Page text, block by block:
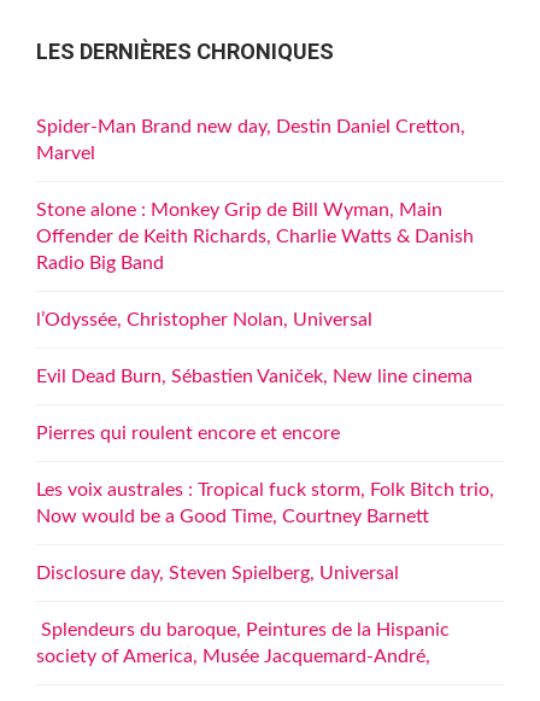
LES DERNIÈRES CHRONIQUES
Spider-Man Brand new day, Destin Daniel Cretton,
Marvel
Stone alone : Monkey Grip de Bill Wyman, Main
Offender de Keith Richards, Charlie Watts & Danish
Radio Big Band
l’Odyssée, Christopher Nolan, Universal
Evil Dead Burn, Sébastien Vaniček, New line cinema
Pierres qui roulent encore et encore
Les voix australes : Tropical fuck storm, Folk Bitch trio,
Now would be a Good Time, Courtney Barnett
Disclosure day, Steven Spielberg, Universal
Splendeurs du baroque, Peintures de la Hispanic
society of America, Musée Jacquemard-André,